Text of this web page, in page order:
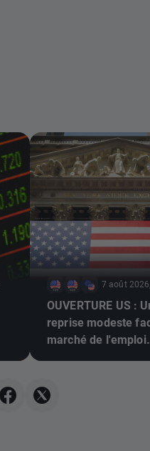
7 août
OUVERTURE US :
reprise modeste
marché de l'emploi